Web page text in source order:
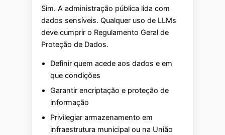
Sim. A administração pública lida com
dados sensíveis. Qualquer uso de LLMs
deve cumprir o Regulamento Geral de
Proteção de Dados.
Definir quem acede aos dados e em
que condições
Garantir encriptação e proteção de
informação
Privilegiar armazenamento em
infraestrutura municipal ou na União